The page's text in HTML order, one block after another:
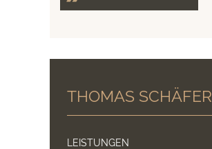
THOMAS SCHÄFER
LEISTUNGEN